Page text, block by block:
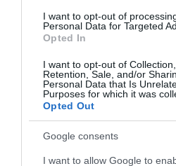
I want to opt-out of
Personal Data for Targeted
Opted In
I want to opt-out of Collection,
Retention, Sale, and/or
Personal Data that Is
Purposes for which it was
Opted Out
Google consents
I want to allow Google to